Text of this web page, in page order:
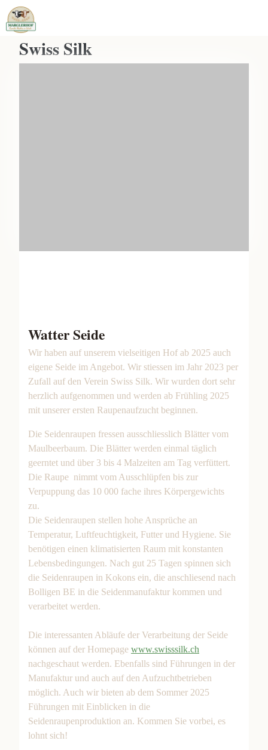
Swiss Silk
Watter Seide
Wir haben auf unserem vielseitigen Hof ab 2025 auch
eigene Seide im Angebot. Wir stiessen im Jahr 2023 per
Zufall auf den Verein Swiss Silk. Wir wurden dort sehr
herzlich aufgenommen und werden ab Frühling 2025
mit unserer ersten Raupenaufzucht beginnen.
Die Seidenraupen fressen ausschliesslich Blätter vom
Maulbeerbaum. Die Blätter werden einmal täglich
geerntet und über 3 bis 4 Malzeiten am Tag verfüttert.
Die Raupe nimmt vom Ausschlüpfen bis zur
Verpuppung das 10 000 fache ihres Körpergewichts
zu.
Die Seidenraupen stellen hohe Ansprüche an
Temperatur, Luftfeuchtigkeit, Futter und Hygiene. Sie
benötigen einen klimatisierten Raum mit konstanten
Lebensbedingungen. Nach gut 25 Tagen spinnen sich
die Seidenraupen in Kokons ein, die anschliesend nach
Bolligen BE in die Seidenmanufaktur kommen und
verarbeitet werden.
Die interessanten Abläufe der Verarbeitung der Seide
können auf der Homepage www.swisssilk.ch
nachgeschaut werden. Ebenfalls sind Führungen in der
Manufaktur und auch auf den Aufzuchtbetrieben
möglich. Auch wir bieten ab dem Sommer 2025
Führungen mit Einblicken in die
Seidenraupenproduktion an. Kommen Sie vorbei, es
lohnt sich!